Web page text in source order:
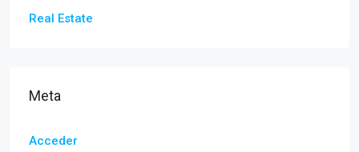
Real Estate
Meta
Acceder